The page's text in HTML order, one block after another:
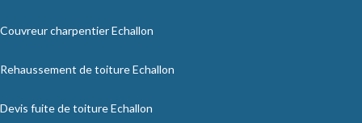
Couvreur charpentier Echallon
Rehaussement de toiture Echallon
Devis fuite de toiture Echallon